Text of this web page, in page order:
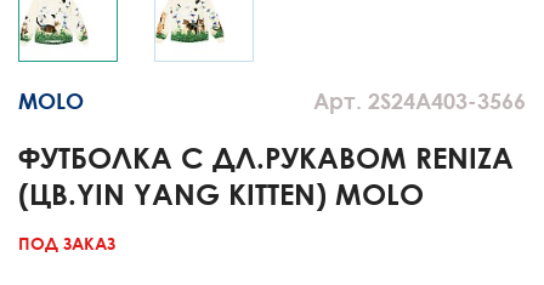
Арт. 2S24A403-3566
MOLO
ФУТБОЛКА С ДЛ.РУКАВОМ RENIZA
(ЦВ.YIN YANG KITTEN) MOLO
ПОД ЗАКАЗ